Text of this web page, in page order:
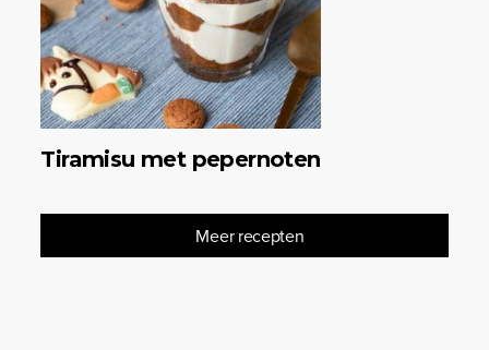
Tiramisu met pepernoten
Meer recepten